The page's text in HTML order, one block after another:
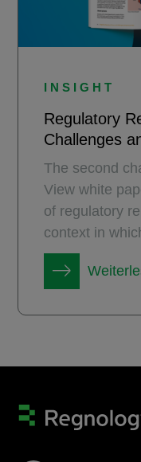
INSIGHT
Regulatory
Challenges
The second
View white
of regulatory
context in